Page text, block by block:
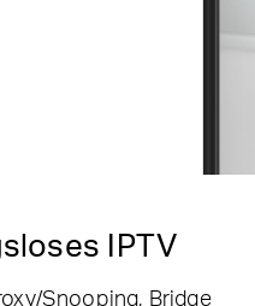
IPTV
Snooping, Bridge